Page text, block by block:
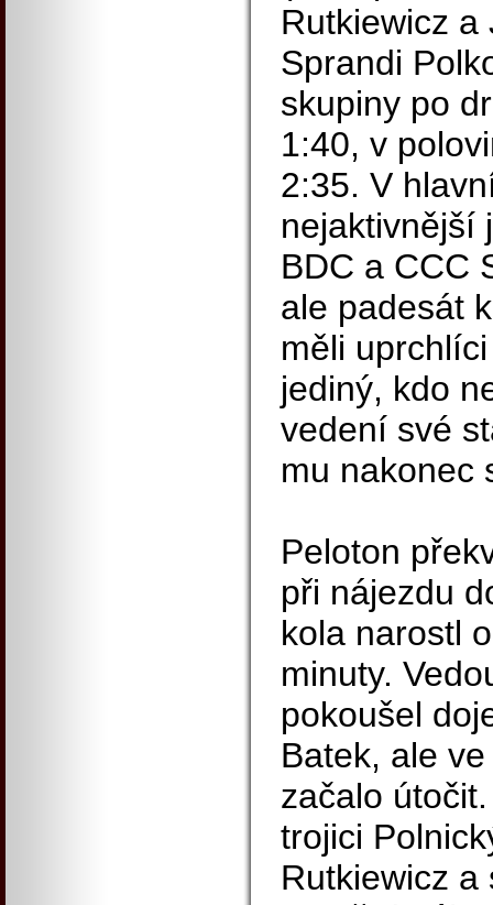
Rutkiewicz a
Sprandi
skupiny po
1:40, v
2:35. V
nejaktivnější
BDC a CCC
ale padesát
měli
jediný, kdo
vedení své
mu nakonec
Peloton
při nájezdu
kola narostl
minuty.
pokoušel
Batek, ale
začalo
trojici
Rutkiewicz a